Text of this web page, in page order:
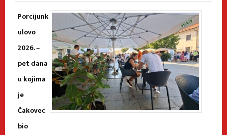
Porcijunk
ulovo
2026. –
pet dana
u kojima
je
Čakovec
bio